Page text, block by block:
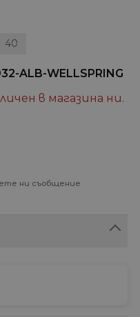
40
ALB-WELLSPRING
в магазина ни.
ни съобщение